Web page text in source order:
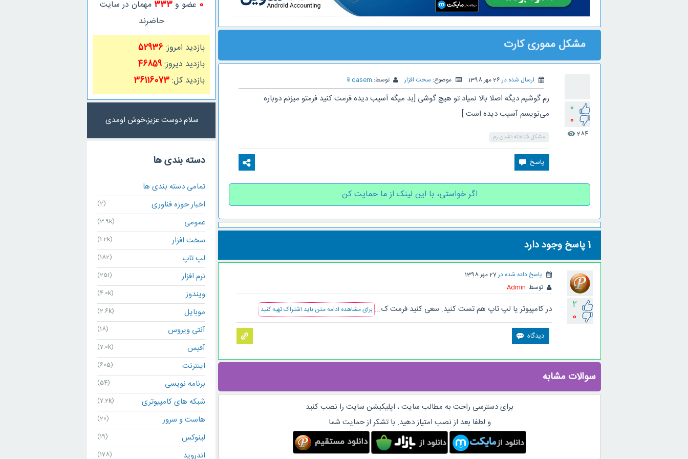
مشکل مموری کارت
0
0
284
visibility
ارسال شده در 26 مهر 1398 موضوع: سخت افزار توسط: qasem
📱
رم گوشیم دیگه اصلا بالا نمیاد تو هیچ گوشی [بد میگه آسیب دیده فرمت کنید فرمتو میزنم دوباره
می‌نویسم آسیب دیده است ]
مشکل شناخته نشدن رم
اگر خواستی، با این لینک از ما حمایت کن
1پاسخ وجود دارد
2
0
پاسخ داده شده در27 مهر 1398
توسط: Admin
در کامپیوتر یا لپ تاپ هم تست کنید. سعی کنید فرمت ک... برای مشاهده ادامه متن باید اشتراک تهیه کنید
سوالات مشابه
برای دسترسی راحت به مطالب سایت ، اپلیکیشن سایت را نصب کنید
و لطفا بعد از نصب امتیاز دهید. با تشکر از حمایت شما
0 عضو و333مهمان در سایت
حاضرند
بازدید امروز:52936
بازدید دیروز:46859
بازدید کل:36116073
سلام دوست عزیز،خوش اومدی
دسته بندی ها
تمامی دسته بندی ها
اخبار حوزه فناوری
(2)
عمومی (3.9k)
سخت افزار (1.2k)
لپ تاپ (182)
نرم افزار (251)
ویندوز (4.0k)
موبایل (2.6k)
آنتی ویروس (18)
آفیس (7.0k)
اینترنت (605)
برنامه نویسی (54)
شبکه های کامپیوتری (7.2k)
هاست و سرور (20)
لینوکس (19)
اندروید (178)